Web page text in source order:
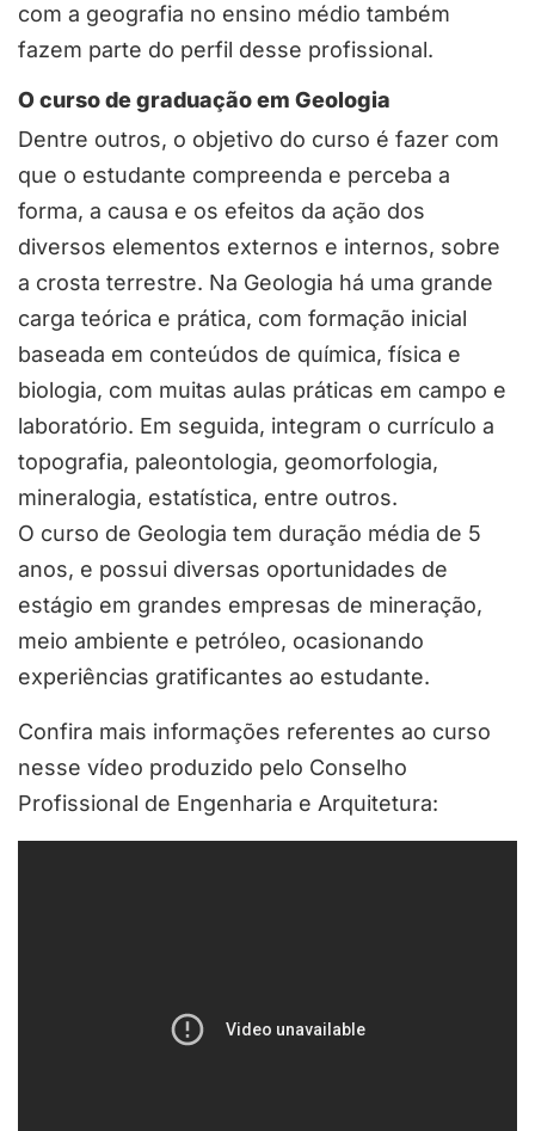
com a geografia no ensino médio também
fazem parte do perfil desse profissional.
O curso de graduação em Geologia
Dentre outros, o objetivo do curso é fazer com
que o estudante compreenda e perceba a
forma, a causa e os efeitos da ação dos
diversos elementos externos e internos, sobre
a crosta terrestre. Na Geologia há uma grande
carga teórica e prática, com formação inicial
baseada em conteúdos de química, física e
biologia, com muitas aulas práticas em campo e
laboratório. Em seguida, integram o currículo a
topografia, paleontologia, geomorfologia,
mineralogia, estatística, entre outros.
O curso de Geologia tem duração média de 5
anos, e possui diversas oportunidades de
estágio em grandes empresas de mineração,
meio ambiente e petróleo, ocasionando
experiências gratificantes ao estudante.
Confira mais informações referentes ao curso
nesse vídeo produzido pelo Conselho
Profissional de Engenharia e Arquitetura: